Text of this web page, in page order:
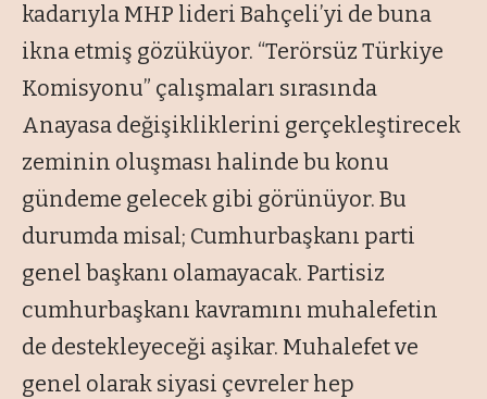
kadarıyla MHP lideri Bahçeli’yi de buna
ikna etmiş gözüküyor. “Terörsüz Türkiye
Komisyonu” çalışmaları sırasında
Anayasa değişikliklerini gerçekleştirecek
zeminin oluşması halinde bu konu
gündeme gelecek gibi görünüyor. Bu
durumda misal; Cumhurbaşkanı parti
genel başkanı olamayacak. Partisiz
cumhurbaşkanı kavramını muhalefetin
de destekleyeceği aşikar. Muhalefet ve
genel olarak siyasi çevreler hep